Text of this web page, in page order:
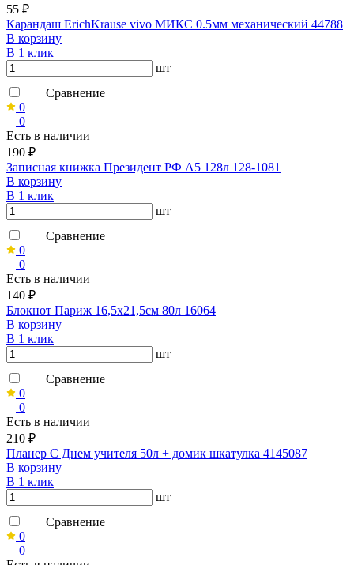
55 ₽
Карандаш ErichKrause vivo МИКС 0.5мм механический 44788
В корзину
В 1 клик
шт
Сравнение
0
0
Есть в наличии
190 ₽
Записная книжка Президент РФ А5 128л 128-1081
В корзину
В 1 клик
шт
Сравнение
0
0
Есть в наличии
140 ₽
Блокнот Париж 16,5х21,5см 80л 16064
В корзину
В 1 клик
шт
Сравнение
0
0
Есть в наличии
210 ₽
Планер С Днем учителя 50л + домик шкатулка 4145087
В корзину
В 1 клик
шт
Сравнение
0
0